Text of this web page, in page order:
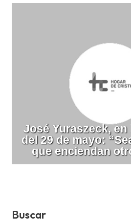
José Yuraszeck,
del 29 de mayo:
que enciendan
Buscar